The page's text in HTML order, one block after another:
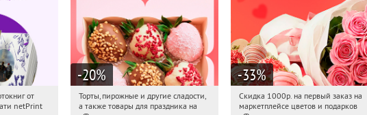
Получили:
от
netPrint
-20%
07:45:53 Получили:
Торты, пирожные и другие сладости,
а также товары для праздника на
-33%
07:45:53 Получили:
Скидка 1000р. на первый заказ на
маркетплейсе цветов и подарков